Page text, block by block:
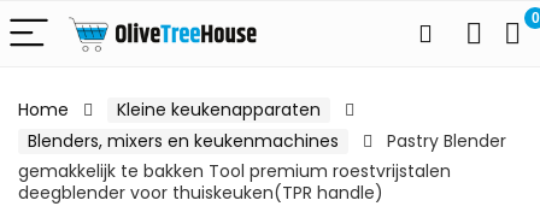
0
Home
Kleine keukenapparaten
Blenders, mixers en keukenmachines
Pastry Blender
gemakkelijk te bakken Tool premium roestvrijstalen
deegblender voor thuiskeuken(TPR handle)